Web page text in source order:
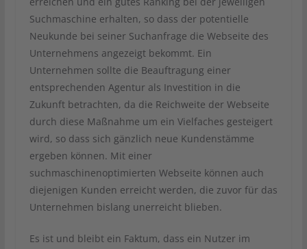
Suchmaschine erhalten, so dass der potentielle
Neukunde bei seiner Suchanfrage die Webseite des
Unternehmens angezeigt bekommt. Ein
Unternehmen sollte die Beauftragung einer
entsprechenden Agentur als Investition in die
Zukunft betrachten, da die Reichweite der Webseite
durch diese Maßnahme um ein Vielfaches gesteigert
wird, so dass sich gänzlich neue Kundenstämme
ergeben können. Mit einer
suchmaschinenoptimierten Webseite können auch
diejenigen Kunden erreicht werden, die zuvor für das
Unternehmen bislang unerreicht blieben.
Es ist und bleibt ein Faktum, dass ein Nutzer im